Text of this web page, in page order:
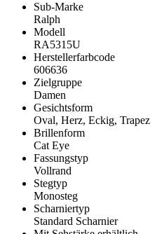
Sub-Marke
Ralph
Modell
RA5315U
Herstellerfarbcode
606636
Zielgruppe
Damen
Gesichtsform
Oval, Herz, Eckig, Trapez
Brillenform
Cat Eye
Fassungstyp
Vollrand
Stegtyp
Monosteg
Scharniertyp
Standard Scharnier